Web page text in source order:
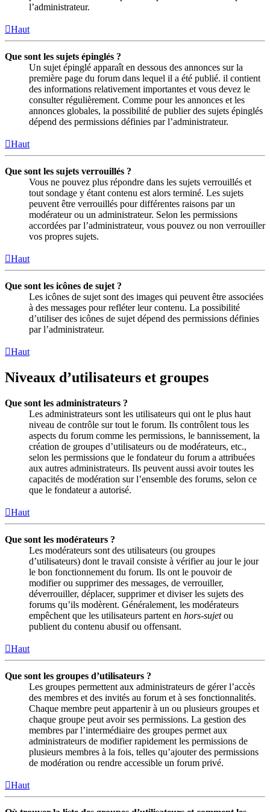
l’administrateur.
Haut
Que sont les sujets épinglés ?
Un sujet épinglé apparaît en dessous des annonces sur la
première page du forum dans lequel il a été publié. il contient
des informations relativement importantes et vous devez le
consulter régulièrement. Comme pour les annonces et les
annonces globales, la possibilité de publier des sujets épinglés
dépend des permissions définies par l’administrateur.
Haut
Que sont les sujets verrouillés ?
Vous ne pouvez plus répondre dans les sujets verrouillés et
tout sondage y étant contenu est alors terminé. Les sujets
peuvent être verrouillés pour différentes raisons par un
modérateur ou un administrateur. Selon les permissions
accordées par l’administrateur, vous pouvez ou non verrouiller
vos propres sujets.
Haut
Que sont les icônes de sujet ?
Les icônes de sujet sont des images qui peuvent être associées
à des messages pour refléter leur contenu. La possibilité
d’utiliser des icônes de sujet dépend des permissions définies
par l’administrateur.
Haut
Niveaux d’utilisateurs et groupes
Que sont les administrateurs ?
Les administrateurs sont les utilisateurs qui ont le plus haut
niveau de contrôle sur tout le forum. Ils contrôlent tous les
aspects du forum comme les permissions, le bannissement, la
création de groupes d’utilisateurs ou de modérateurs, etc.,
selon les permissions que le fondateur du forum a attribuées
aux autres administrateurs. Ils peuvent aussi avoir toutes les
capacités de modération sur l’ensemble des forums, selon ce
que le fondateur a autorisé.
Haut
Que sont les modérateurs ?
Les modérateurs sont des utilisateurs (ou groupes
d’utilisateurs) dont le travail consiste à vérifier au jour le jour
le bon fonctionnement du forum. Ils ont le pouvoir de
modifier ou supprimer des messages, de verrouiller,
déverrouiller, déplacer, supprimer et diviser les sujets des
forums qu’ils modèrent. Généralement, les modérateurs
empêchent que les utilisateurs partent en hors-sujetou
publient du contenu abusif ou offensant.
Haut
Que sont les groupes d’utilisateurs ?
Les groupes permettent aux administrateurs de gérer l’accès
des membres et des invités au forum et à ses fonctionnalités.
Chaque membre peut appartenir à un ou plusieurs groupes et
chaque groupe peut avoir ses permissions. La gestion des
membres par l’intermédiaire des groupes permet aux
administrateurs de modifier rapidement les permissions de
plusieurs membres à la fois, telles qu’ajouter des permissions
de modération ou rendre accessible un forum privé.
Haut